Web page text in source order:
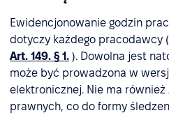
Ewidencjonowanie godzin
dotyczy każdego pracodawcy (
Art. 149. § 1. ). Dowolna jest
może być prowadzona w
elektronicznej. Nie ma
prawnych, co do formy